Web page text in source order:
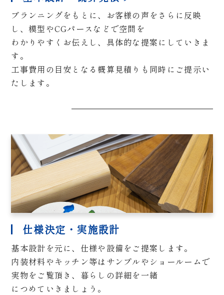
プランニングをもとに、お客様の声をさらに反映
し、模型やCGパースなどで空間を
わかりやすくお伝えし、具体的な提案にしていきま
す。
工事費用の目安となる概算見積りも同時にご提示い
たします。
仕様決定・実施設計
基本設計を元に、仕様や設備をご提案します。
内装材料やキッチン等はサンプルやショールームで
実物をご覧頂き、暮らしの詳細を一緒
につめていきましょう。